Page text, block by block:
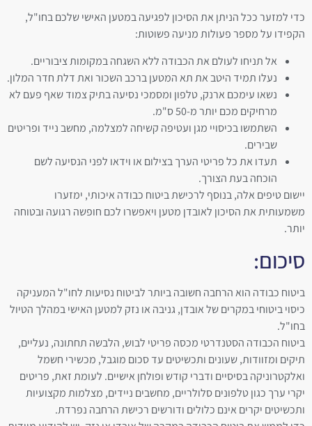
כדי למזער ככל הניתן את הסיכון לפגיעה במטען האישי שלכם בחו"ל,
הקפידו על מספר פעולות מניעה פשוטות:
אל תניחו לעולם את הכבודה ללא השגחה במקומות ציבוריים.
נעלו תמיד היטב את תא המטען ברכב השכור ואת דלת חדר המלון.
נשאו עימכם ארנק, טלפון ומסמכי נסיעה בתיק צמוד שאף פעם לא
מרחיקים מכם יותר מ-50 ס"מ.
השתמשו בכיסויי מגן ועטיפה קשיחה למצלמה, מחשב נייד ופריטים
שבירים.
תעדו את כל פריטי הערך בצילום או וידאו לפני הנסיעה לשם
הוכחה בעת הצורך.
יישום טיפים אלה, בנוסף לרכישת ביטוח כבודה איכותי, ימזערו
משמעותית את הסיכון לאובדן מטען ויאפשרו לכם חופשה רגועה ובטוחה
יותר.
סיכום:
ביטוח כבודה הוא הרחבה חשובה ביותר לביטוח נסיעות לחו"ל המעניקה
כיסוי ביטוחי במקרים של אובדן, גניבה או נזק למטען האישי במהלך הטיול
בחו"ל.
ביטוח הכבודה הסטנדרטי מכסה פריטי לבוש, הלבשה תחתונה, נעליים,
תיקים ומזוודות, שעונים ותכשיטים עד סכום מוגבל, מכשירי חשמל
ואלקטרוניקה בסיסיים ודברי קודש ופולחן אישיים. לעומת זאת, פריטים
יקרי ערך כגון טלפונים סלולריים, מחשבים ניידים, מצלמות מקצועיות
ותכשיטים יקרים אינם כלולים ודורשים רכישת הרחבה נפרדת.